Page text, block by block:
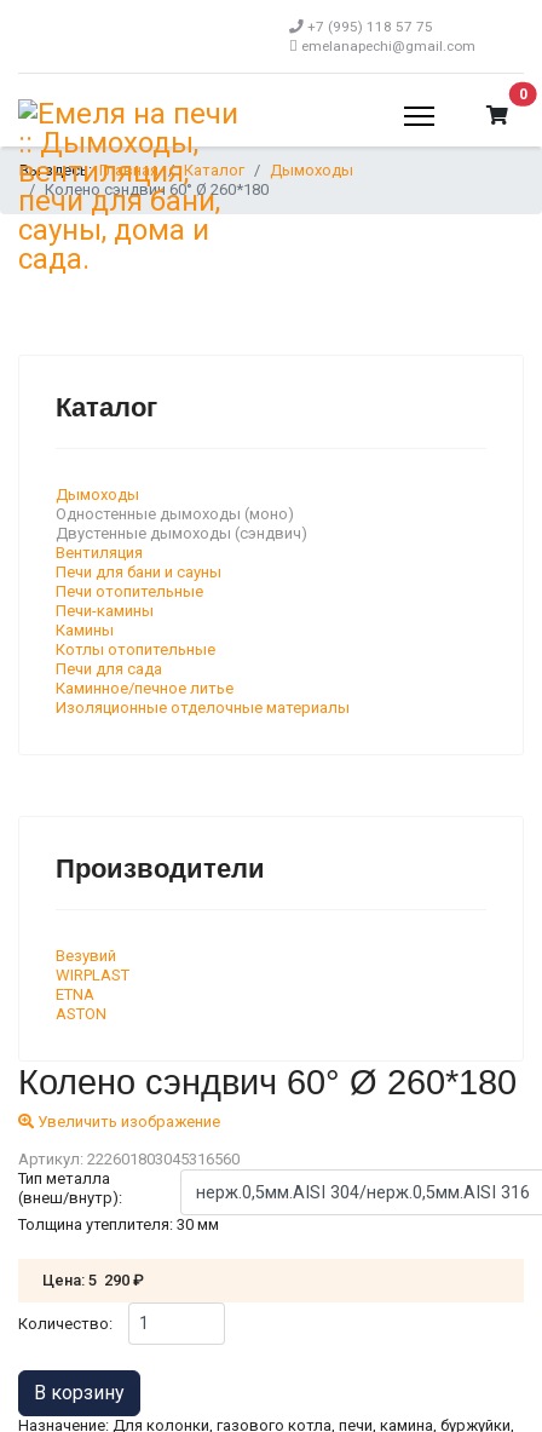
+7 (995) 118 57 75
emelanapechi@gmail.com
0В
Вы здесь:Главная Каталог
Дымоходы
Колено сэндвич 60° Ø 260*180
Каталог
Дымоходы
Одностенные дымоходы (моно)
Двустенные дымоходы (сэндвич)
Вентиляция
Печи для бани и сауны
Печи отопительные
Печи-камины
Камины
Котлы отопительные
Печи для сада
Каминное/печное литье
Изоляционные отделочные материалы
Производители
Везувий
WIRPLAST
ETNA
ASTON
Колено сэндвич 60° Ø 260*180
Увеличить изображение
Артикул: 222601803045316560
Тип металла
(внеш/внутр):
Толщина утеплителя: 30 мм
Цена: 5 290 ₽
Количество:
Назначение: Для колонки, газового котла, печи, камина, буржуйки,